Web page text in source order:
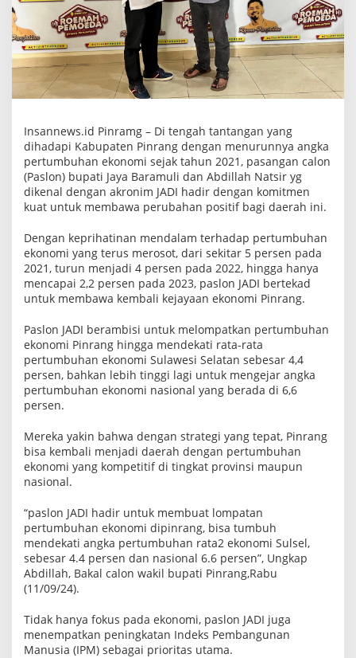
U
n
t
u
k
M
e
b
u
a
t
L
o
m
p
t
a
n
P
e
r
t
m
b
u
h
a
n
n
o
m
i
Insannews.id Pinramg – Di tengah tantangan yang
dihadapi Kabupaten Pinrang dengan menurunnya angka
pertumbuhan ekonomi sejak tahun 2021, pasangan calon
(Paslon) bupati Jaya Baramuli dan Abdillah Natsir yg
dikenal dengan akronim JADI hadir dengan komitmen
kuat untuk membawa perubahan positif bagi daerah ini.
Dengan keprihatinan mendalam terhadap pertumbuhan
ekonomi yang terus merosot, dari sekitar 5 persen pada
2021, turun menjadi 4 persen pada 2022, hingga hanya
mencapai 2,2 persen pada 2023, paslon JADI bertekad
untuk membawa kembali kejayaan ekonomi Pinrang.
Paslon JADI berambisi untuk melompatkan pertumbuhan
ekonomi Pinrang hingga mendekati rata-rata
pertumbuhan ekonomi Sulawesi Selatan sebesar 4,4
persen, bahkan lebih tinggi lagi untuk mengejar angka
pertumbuhan ekonomi nasional yang berada di 6,6
persen.
Mereka yakin bahwa dengan strategi yang tepat, Pinrang
bisa kembali menjadi daerah dengan pertumbuhan
ekonomi yang kompetitif di tingkat provinsi maupun
nasional.
“paslon JADI hadir untuk membuat lompatan
pertumbuhan ekonomi dipinrang, bisa tumbuh
mendekati angka pertumbuhan rata2 ekonomi Sulsel,
sebesar 4.4 persen dan nasional 6.6 persen”, Ungkap
Abdillah, Bakal calon wakil bupati Pinrang,Rabu
(11/09/24).
Tidak hanya fokus pada ekonomi, paslon JADI juga
menempatkan peningkatan Indeks Pembangunan
Manusia (IPM) sebagai prioritas utama.